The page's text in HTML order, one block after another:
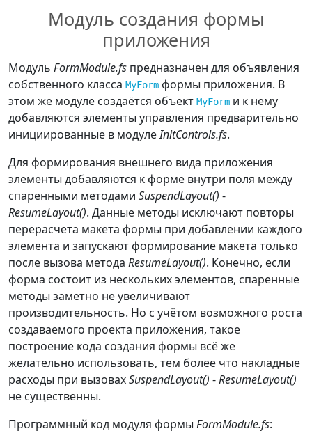
TableLayoutPanelCellBorderStyle
ColumnCount <-
        tlp
.RowCount <-
        tlp
.ColumnStyles.Add(new
ColumnStyle(SizeType.Percent,
50F)) |> ignore
        tlp
.ColumnStyles.Add(new
ColumnStyle(SizeType.Percent
        tlp
.RowStyles. Add(new
RowStyle(SizeType.Percent , 50F))
|> ignore
        tlp
. RowStyles.Add(new
RowStyle(SizeType.Percent, 50F))
|> ignore
        tlp
.Dock <- DockStyle.Fill
        tlp
.Name <- "tlp"
        tlp
let button1 =
let btn = new Button
        btn
.Name <-
"button1"
        btn
.Size <- standardButton
Text
"button1"
Модуль создания формы
приложения
Модуль FormModule.fs предназначен для объявления
собственного класса MyForm формы приложения. В
этом же модуле создаётся объект MyForm и к нему
добавляются элементы управления предварительно
инициированные в модулеInitControls.fs.
Для формирования внешнего вида приложения
элементы добавляются к форме внутри поля между
спаренными методами SuspendLayout() -
ResumeLayout(). Данные методы исключают повторы
перерасчета макета формы при добавлении каждого
элемента и запускают формирование макета только
после вызова метода ResumeLayout(). Конечно, если
форма состоит из нескольких элементов, спаренные
методы заметно не увеличивают
производительность. Но с учётом возможного роста
создаваемого проекта приложения, такое
построение кода создания формы всё же
желательно использовать, тем более что накладные
расходы при вызовахSuspendLayout() -ResumeLayout()
не существенны.
Программный код модуля формы FormModule.fs: